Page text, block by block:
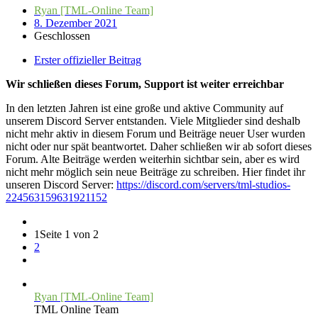
Ryan [TML-Online Team]
8. Dezember 2021
Geschlossen
Erster offizieller Beitrag
Wir schließen dieses Forum, Support ist weiter erreichbar
In den letzten Jahren ist eine große und aktive Community auf
unserem Discord Server entstanden. Viele Mitglieder sind deshalb
nicht mehr aktiv in diesem Forum und Beiträge neuer User wurden
nicht oder nur spät beantwortet. Daher schließen wir ab sofort dieses
Forum. Alte Beiträge werden weiterhin sichtbar sein, aber es wird
nicht mehr möglich sein neue Beiträge zu schreiben. Hier findet ihr
unseren Discord Server: https://discord.com/servers/tml-studios-
224563159631921152
1 Seite 1 von 2
2
Ryan [TML-Online Team]
TML Online Team